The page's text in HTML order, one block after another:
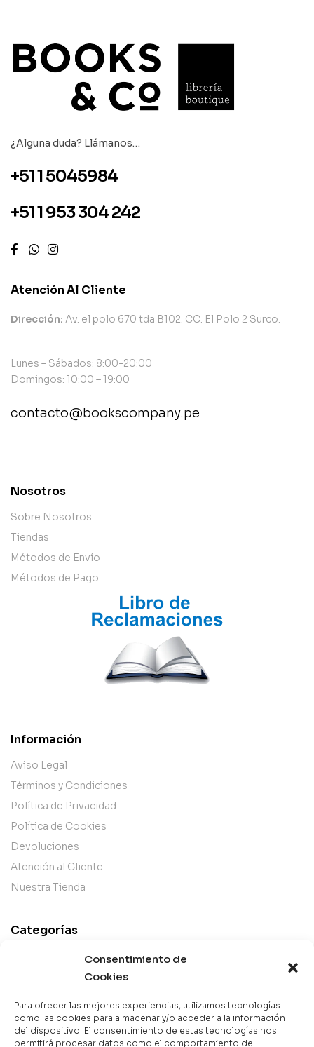
Consentimiento de
Cookies
Para ofrecer las mejores experiencias, utilizamos tecnologías
como las cookies para almacenar y/o acceder a la información
del dispositivo. El consentimiento de estas tecnologías nos
permitirá procesar datos como el comportamiento de
¿Alguna duda? Llámanos…
+51 1 5045984
+51 1 953 304 242
Atención Al Cliente
Dirección: Av. el polo 670 tda B102. CC. El Polo 2 Surco.
Lunes – Sábados: 8:00-20:00
Domingos: 10:00 – 19:00
contacto@bookscompany.pe
Nosotros
Sobre Nosotros
Tiendas
Métodos de Envío
Métodos de Pago
Información
Aviso Legal
Términos y Condiciones
Política de Privacidad
Política de Cookies
Devoluciones
Atención al Cliente
Nuestra Tienda
Categorías
Mejor Valorados
Libros en Oferta
Novedades